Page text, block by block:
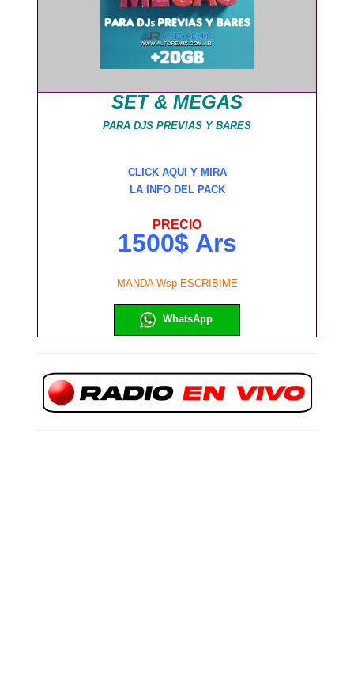
SET & MEGAS
PARA DJS PREVIAS Y BARES
CLICK AQUI Y MIRA
LA INFO DEL PACK
PRECIO
1500$ Ars
MANDA Wsp ESCRIBIME
WhatsApp